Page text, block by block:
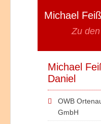
Michael
Zu
Michael
Daniel
OWB
GmbH